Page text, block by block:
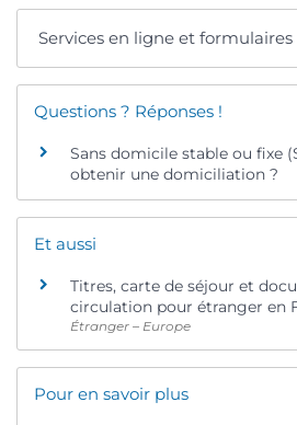
Services en ligne et formulaires
Questions ? Réponses !
Sans domicile stable ou fixe
obtenir une domiciliation ?
Et aussi
Titres, carte de séjour et
circulation pour étranger en
Étranger – Europe
Pour en savoir plus